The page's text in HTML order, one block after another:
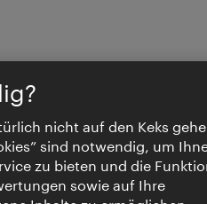
nicht auf den Keks
sind notwendig, um
zu bieten und die
sowie auf Ihre